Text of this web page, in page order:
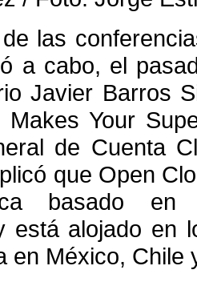
las
a cabo, el
Javier Barros
Makes Your
de Cuenta
que Open
basado
está alojado en
en México, Chile